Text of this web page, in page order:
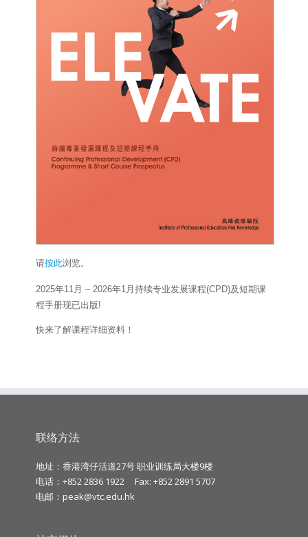
请按此浏览。
2025年11月 – 2026年1月持续专业发展课程(CPD)及短期课
程手册现已出版!
快来了解课程详细资料！
联络方法
地址：香港湾仔活道27号 职业训练局大楼9楼
电话：+852 2836 1922
Fax: +852 2891 5707
电邮： peak@vtc.edu.hk